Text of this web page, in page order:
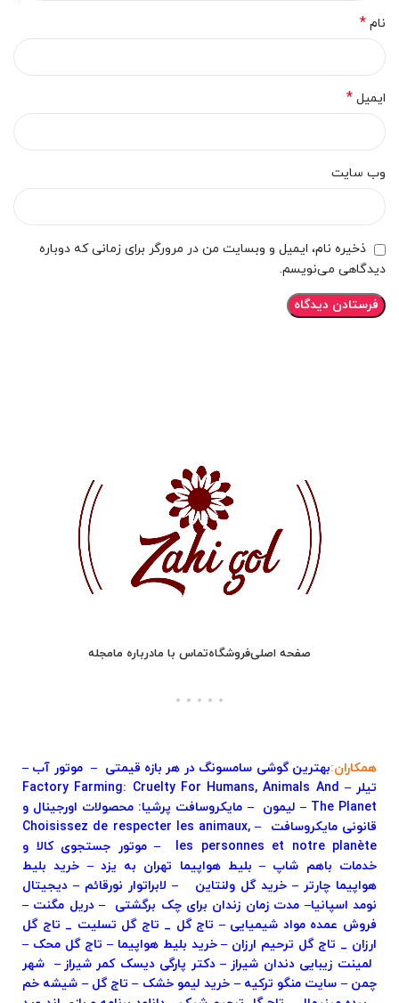
نام *
ایمیل *
وب‌ سایت
ذخیره نام، ایمیل و وبسایت من در مرورگر برای زمانی که دوباره
دیدگاهی می‌نویسم.
صفحه اصلیفروشگاهتماس با مادرباره مامجله
همکاران:بهترین گوشی سامسونگ در هر بازه قیمتی –موتور آب –
تیلر –
Factory Farming: Cruelty For Humans, Animals And
The Planet
– لیمون – مایکروسافت پرشیا: محصولات اورجینال و
قانونی مایکروسافت –
Choisissez de respecter les animaux,
les personnes et notre planète
–موتور جستجوی کالا و
خدمات باهم شاپ – بلیط هواپیما تهران به یزد – خرید بلیط
هواپیما چارتر –خرید گل ولنتاین – لابراتوار نورقائم – دیجیتال
نومد اسپانیا– مدت زمان زندان برای چک برگشتی –دریل مگنت –
فروش عمده مواد شیمیایی – تاج گل _ تاج گل تسلیت _ تاج گل
ارزان _ تاج گل ترحیم ارزان –خرید بلیط هواپیما – تاج گل محک –
لمینت زیبایی دندان شیراز –دکتر پارگی دیسک کمر شیراز – شهر
چمن – سایت منگو ترکیه – خرید لیمو خشک – تاج گل – شیشه خم